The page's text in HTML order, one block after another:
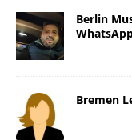
Berlin
Bremen